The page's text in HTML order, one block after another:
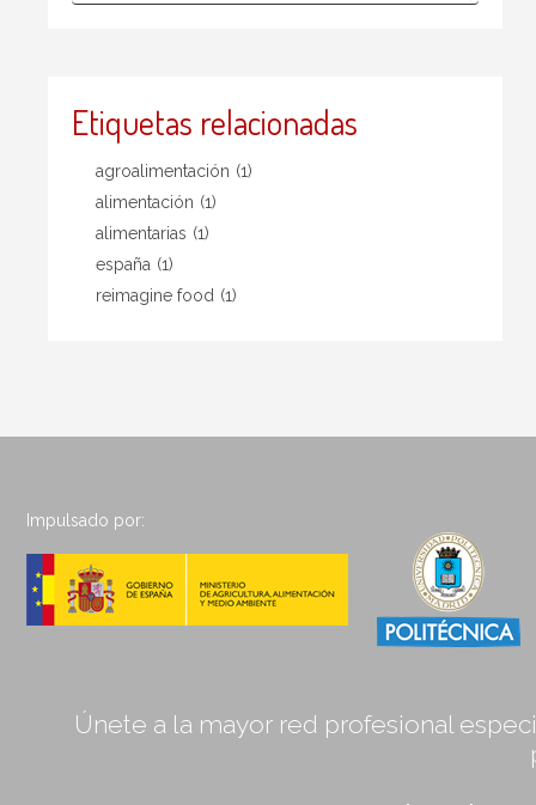
Etiquetas relacionadas
agroalimentación (1)
alimentación (1)
alimentarias (1)
españa (1)
reimagine food (1)
Impulsado por:
Únete a la mayor red profesional